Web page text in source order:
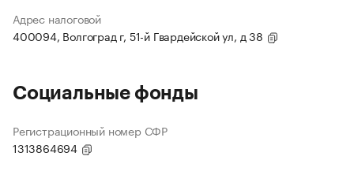
Адрес налоговой
400094, Волгоград г, 51-й Гвардейской ул, д 38
Социальные фонды
Регистрационный номер СФР
1313864694